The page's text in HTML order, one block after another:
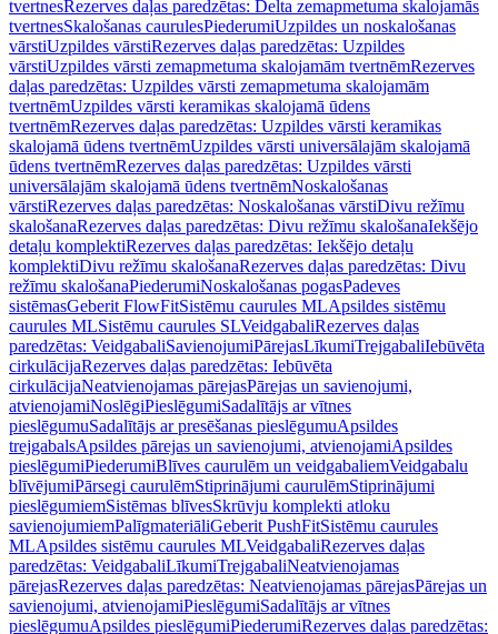
tvertnesRezerves daļas paredzētas: Delta zemapmetuma skalojamās
tvertnesSkalošanas caurulesPiederumiUzpildes un noskalošanas
vārstiUzpildes vārstiRezerves daļas paredzētas: Uzpildes
vārstiUzpildes vārsti zemapmetuma skalojamām tvertnēmRezerves
daļas paredzētas: Uzpildes vārsti zemapmetuma skalojamām
tvertnēmUzpildes vārsti keramikas skalojamā ūdens
tvertnēmRezerves daļas paredzētas: Uzpildes vārsti keramikas
skalojamā ūdens tvertnēmUzpildes vārsti universālajām skalojamā
ūdens tvertnēmRezerves daļas paredzētas: Uzpildes vārsti
universālajām skalojamā ūdens tvertnēmNoskalošanas
vārstiRezerves daļas paredzētas: Noskalošanas vārstiDivu režīmu
skalošanaRezerves daļas paredzētas: Divu režīmu skalošanaIekšējo
detaļu komplektiRezerves daļas paredzētas: Iekšējo detaļu
komplektiDivu režīmu skalošanaRezerves daļas paredzētas: Divu
režīmu skalošanaPiederumiNoskalošanas pogasPadeves
sistēmasGeberit FlowFitSistēmu caurules MLApsildes sistēmu
caurules MLSistēmu caurules SLVeidgabaliRezerves daļas
paredzētas: VeidgabaliSavienojumiPārejasLīkumiTrejgabaliIebūvēta
cirkulācijaRezerves daļas paredzētas: Iebūvēta
cirkulācijaNeatvienojamas pārejasPārejas un savienojumi,
atvienojamiNoslēgiPieslēgumiSadalītājs ar vītnes
pieslēgumuSadalītājs ar presēšanas pieslēgumuApsildes
trejgabalsApsildes pārejas un savienojumi, atvienojamiApsildes
pieslēgumiPiederumiBlīves caurulēm un veidgabaliemVeidgabalu
blīvējumiPārsegi caurulēmStiprinājumi caurulēmStiprinājumi
pieslēgumiemSistēmas blīvesSkrūvju komplekti atloku
savienojumiemPalīgmateriāliGeberit PushFitSistēmu caurules
MLApsildes sistēmu caurules MLVeidgabaliRezerves daļas
paredzētas: VeidgabaliLīkumiTrejgabaliNeatvienojamas
pārejasRezerves daļas paredzētas: Neatvienojamas pārejasPārejas un
savienojumi, atvienojamiPieslēgumiSadalītājs ar vītnes
pieslēgumuApsildes pieslēgumiPiederumiRezerves daļas paredzētas: